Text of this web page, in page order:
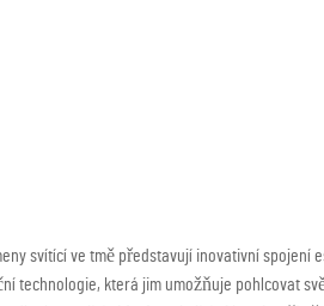
svítící ve tmě představují inovativní
technologie, která jim umožňuje pohlcovat